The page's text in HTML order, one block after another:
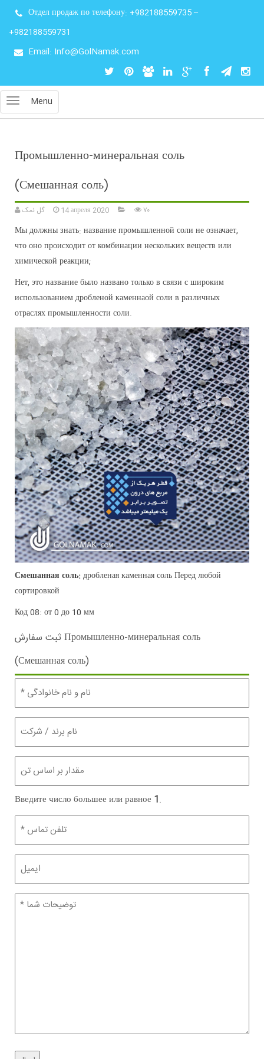
Отдел продаж по телефону: +982188559735–
+982188559731
Email: Info@GolNamak.com
Menu
Промышленно-минеральная соль
(Смешанная соль)
گل نمک 14 апреля 2020 ۷۰
Мы должны знать: название промышленной соли не означает,
что оно происходит от комбинации нескольких веществ или
химической реакции;
Нет, это название было названо только в связи с широким
использованием дробленой каменнаой соли в различных
отраслях промышленности соли.
Смешанная соль: дробленая каменная соль Перед любой
сортировкой
Код 08: от 0 до 10 мм
ثبت سفارش Промышленно-минеральная соль
(Смешанная соль)
نام
نام
خانوادگی
(Обязательно)
نام
برند
/
شرکت
مقدار
(تن)
(Обязательно)
Введите число большее или равное 1.
تلفن
(Обязательно)
ایمیل
توضیحات